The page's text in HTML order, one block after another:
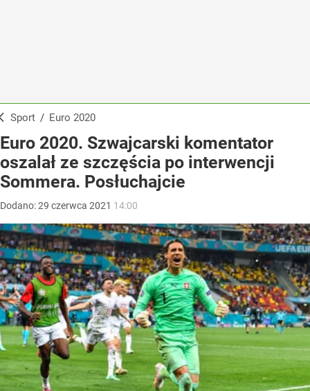
Sport / Euro 2020
Euro 2020. Szwajcarski komentator
oszalał ze szczęścia po interwencji
Sommera. Posłuchajcie
Dodano:29 czerwca 2021 14:00